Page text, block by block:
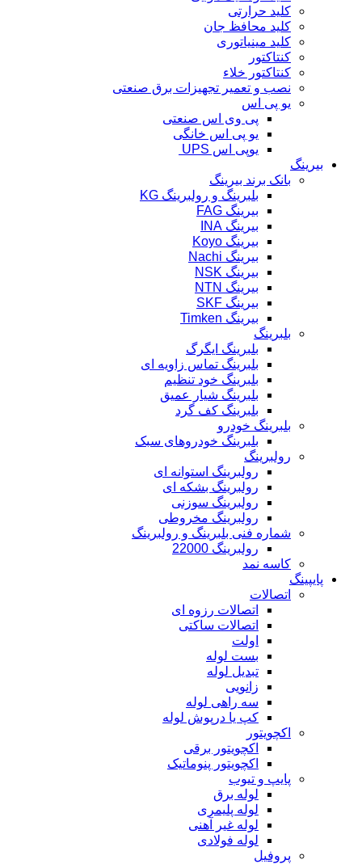
کلید حرارتی
کلید محافظ جان
کلید مینیاتوری
کنتاکتور
کنتاکتور خلاء
نصب و تعمیر تجهیزات برق صنعتی
یو پی اس
پی وی اس صنعتی
یو پی اس خانگی
یوپی اس UPS
بیرینگ
بانک برند بیرینگ
بلبرینگ و رولبرینگ KG
بیرینگ FAG
بیرینگ INA
بیرینگ Koyo
بیرینگ Nachi
بیرینگ NSK
بیرینگ NTN
بیرینگ SKF
بیرینگ Timken
بلبرینگ
بلبرینگ ایگرگ
بلبرینگ تماس زاویه ای
بلبرینگ خود تنظیم
بلبرینگ شیار عمیق
بلبرینگ کف گرد
بلبرینگ خودرو
بلبرینگ خودروهای سبک
رولبرینگ
رولبرینگ استوانه ای
رولبرینگ بشکه ای
رولبرینگ سوزنی
رولبرینگ مخروطی
شماره فنی بلبرینگ و رولبرینگ
رولبرینگ 22000
کاسه نمد
پایپینگ
اتصالات
اتصالات رزوه ای
اتصالات ساکتی
اولت
بست لوله
تبدیل لوله
زانویی
سه راهی لوله
کپ یا درپوش لوله
اکچویتور
اکچویتور برقی
اکچویتور پنوماتیک
پایپ و تیوب
لوله برق
لوله پلیمری
لوله غیر آهنی
لوله فولادی
پروفیل